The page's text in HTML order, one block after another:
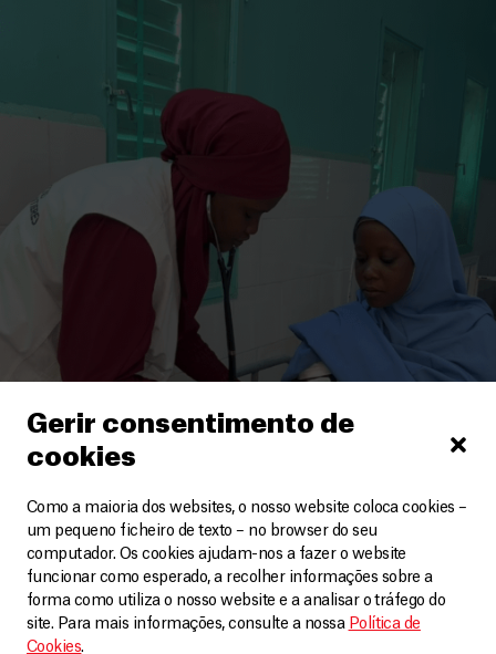
Gerir consentimento de
cookies
Como a maioria dos websites, o nosso website coloca cookies –
um pequeno ficheiro de texto – no browser do seu
computador. Os cookies ajudam-nos a fazer o website
funcionar como esperado, a recolher informações sobre a
forma como utiliza o nosso website e a analisar o tráfego do
site. Para mais informações, consulte a nossa Política de
Cookies.